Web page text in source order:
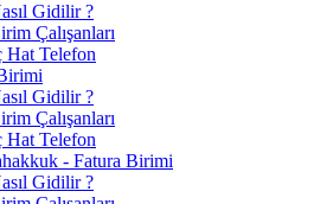
Gidilir ?
Çalışanları
Hat Telefon
Gidilir ?
Çalışanları
Hat Telefon
- Fatura Birimi
Gidilir ?